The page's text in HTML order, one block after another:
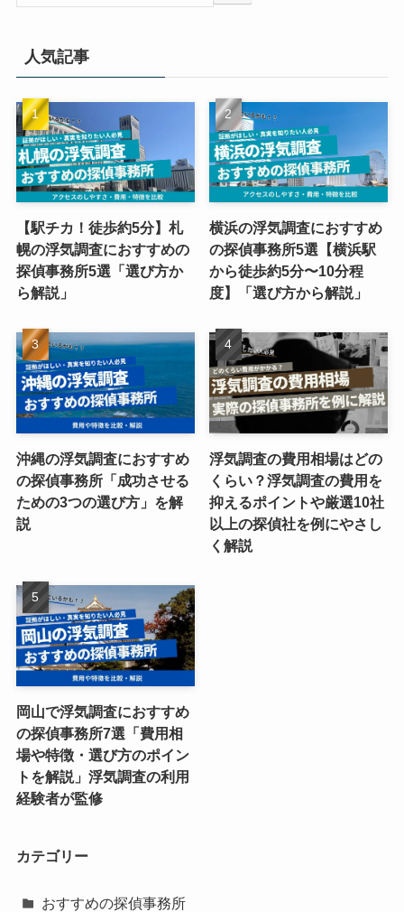
人気記事
【駅チカ！徒歩約5分】札
幌の浮気調査におすすめの
探偵事務所5選「選び方か
ら解説」
横浜の浮気調査におすすめ
の探偵事務所5選【横浜駅
から徒歩約5分〜10分程
度】「選び方から解説」
沖縄の浮気調査におすすめ
の探偵事務所「成功させる
ための3つの選び方」を解
説
浮気調査の費用相場はどの
くらい？浮気調査の費用を
抑えるポイントや厳選10社
以上の探偵社を例にやさし
く解説
岡山で浮気調査におすすめ
の探偵事務所7選「費用相
場や特徴・選び方のポイン
トを解説」浮気調査の利用
経験者が監修
カテゴリー
おすすめの探偵事務所